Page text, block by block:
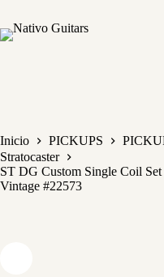
a
o
n
t
e
Inicio PICKUPS
Stratocaster
ST DG Custom Single Coil
Vintage #22573